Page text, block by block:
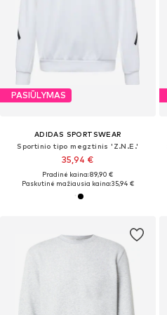
PASIŪLYMAS
ADIDAS SPORTSWEAR
Sportinio tipo megztinis 'Z.N.E.'
35,94 €
Pradinė kaina: 89,90 €
Paskutinė mažiausia kaina:35,94 €